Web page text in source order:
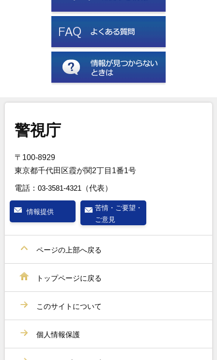
警視庁
〒100-8929
東京都千代田区霞が関2丁目1番1号
電話： 03-3581-4321 （代表）
情報提供
苦情・ご要望・
ご意見
ページの上部へ戻る
トップページに戻る
このサイトについて
個人情報保護